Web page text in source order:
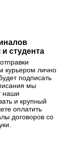
студента
курьером лично
подписать
мы
наши
и крупный
оплатить
договоров со